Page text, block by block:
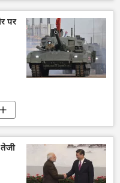
चीन
पर